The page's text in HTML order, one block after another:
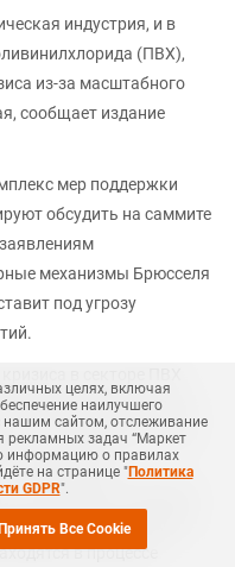
индустрия, и в
(ПВХ),
из-за масштабного
сообщает издание
мер поддержки
обсудить на саммите
механизмы Брюсселя
под угрозу
компании Vynova,
по объемам выпуска
ценовой
поставщиков компания
из своих заводов в
в процессе
целях, включая
наилучшего
нашим сайтом, отслеживание
рекламных задач “Маркет
информацию о правилах
на странице "Политика
GDPR".
Принять Все Cookie